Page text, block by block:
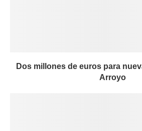
Dos millones de euros para
Arroyo